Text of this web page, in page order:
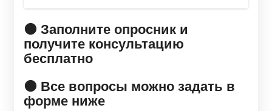
🟠 Заполните опросник и
получите консультацию
бесплатно
🟠 Все вопросы можно задать в
форме ниже